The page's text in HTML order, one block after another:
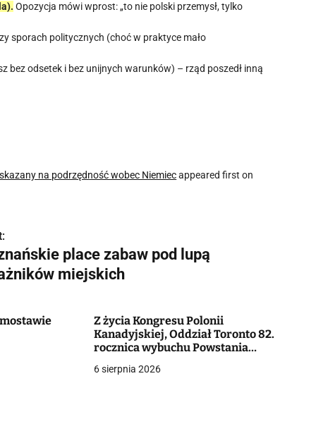
Opozycja mówi wprost: „to nie polski przemysł, tylko
sporach politycznych (choć w praktyce mało
bez odsetek i bez unijnych warunków) – rząd poszedł inną
na podrzędność wobec Niemiecappeared first on
place zabaw pod lupą
miejskich
Z życia Kongresu Polonii
Kanadyjskiej, Oddział Toronto 82.
rocznica wybuchu Powstania
6 sierpnia 2026